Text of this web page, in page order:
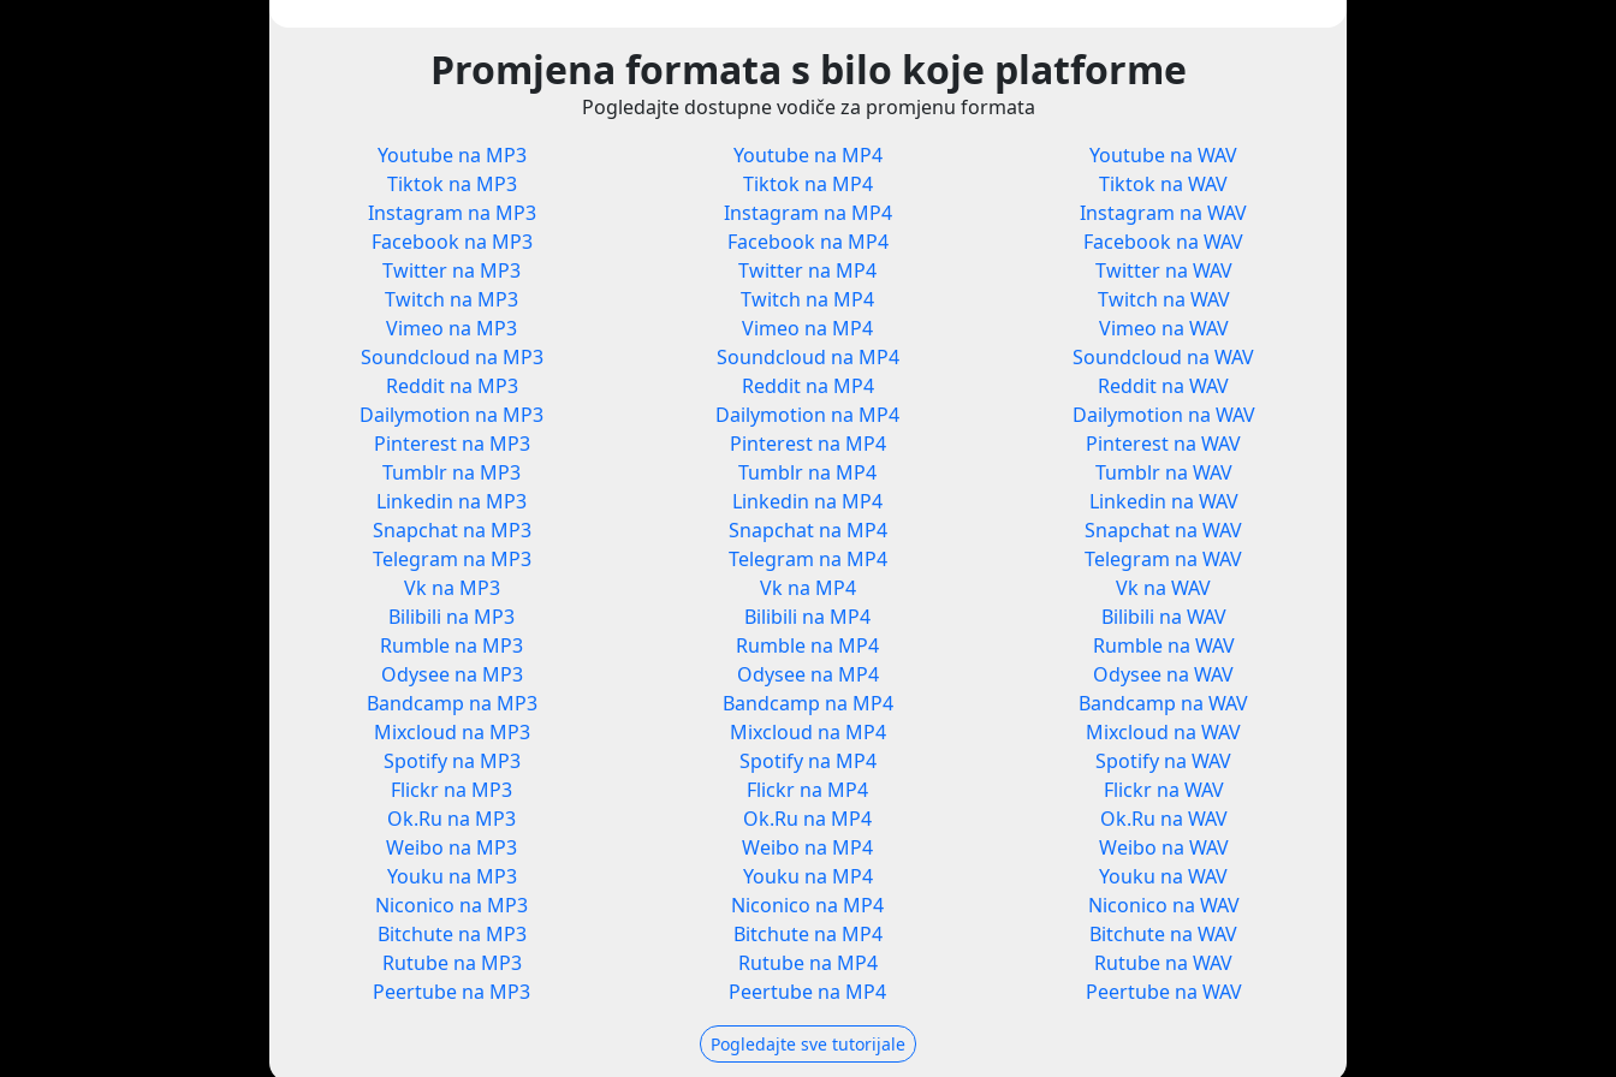
Promjena formata s bilo koje platforme
Pogledajte dostupne vodiče za promjenu formata
Youtube na MP3
Tiktok na MP3
Instagram na MP3
Facebook na MP3
Twitter na MP3
Twitch na MP3
Vimeo na MP3
Soundcloud na MP3
Reddit na MP3
Dailymotion na MP3
Pinterest na MP3
Tumblr na MP3
Linkedin na MP3
Snapchat na MP3
Telegram na MP3
Vk na MP3
Bilibili na MP3
Rumble na MP3
Odysee na MP3
Bandcamp na MP3
Mixcloud na MP3
Spotify na MP3
Flickr na MP3
Ok.Ru na MP3
Weibo na MP3
Youku na MP3
Niconico na MP3
Bitchute na MP3
Rutube na MP3
Peertube na MP3
Youtube na MP4
Tiktok na MP4
Instagram na MP4
Facebook na MP4
Twitter na MP4
Twitch na MP4
Vimeo na MP4
Soundcloud na MP4
Reddit na MP4
Dailymotion na MP4
Pinterest na MP4
Tumblr na MP4
Linkedin na MP4
Snapchat na MP4
Telegram na MP4
Vk na MP4
Bilibili na MP4
Rumble na MP4
Odysee na MP4
Bandcamp na MP4
Mixcloud na MP4
Spotify na MP4
Flickr na MP4
Ok.Ru na MP4
Weibo na MP4
Youku na MP4
Niconico na MP4
Bitchute na MP4
Rutube na MP4
Peertube na MP4
Youtube na WAV
Tiktok na WAV
Instagram na WAV
Facebook na WAV
Twitter na WAV
Twitch na WAV
Vimeo na WAV
Soundcloud na WAV
Reddit na WAV
Dailymotion na WAV
Pinterest na WAV
Tumblr na WAV
Linkedin na WAV
Snapchat na WAV
Telegram na WAV
Vk na WAV
Bilibili na WAV
Rumble na WAV
Odysee na WAV
Bandcamp na WAV
Mixcloud na WAV
Spotify na WAV
Flickr na WAV
Ok.Ru na WAV
Weibo na WAV
Youku na WAV
Niconico na WAV
Bitchute na WAV
Rutube na WAV
Peertube na WAV
Pogledajte sve tutorijale